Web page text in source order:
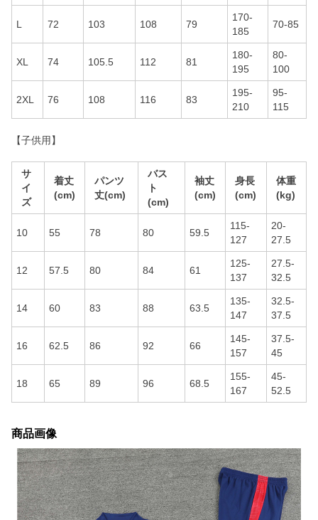
L 72 103 108 79
170-
185
70-85
XL 74 105.5 112 81
180-
195
80-
100
2XL 76 108 116 83
195-
210
95-
115
【子供用】
サ
イ
ズ
着丈
(cm)
パンツ
丈(cm)
バス
ト
(cm)
袖丈
(cm)
身長
(cm)
体重
(kg)
10 55 78 80 59.5
115-
127
20-
27.5
12 57.5 80 84 61
125-
137
27.5-
32.5
14 60 83 88 63.5
135-
147
32.5-
37.5
16 62.5 86 92 66
145-
157
37.5-
45
18 65 89 96 68.5
155-
167
45-
52.5
商品画像